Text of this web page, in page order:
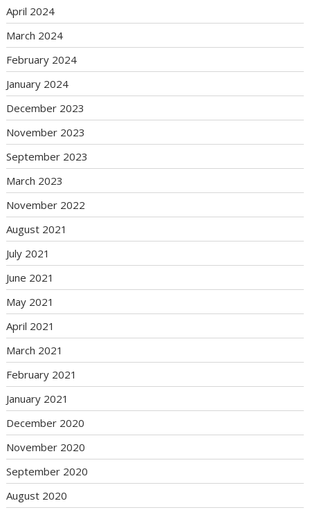
April 2024
March 2024
February 2024
January 2024
December 2023
November 2023
September 2023
March 2023
November 2022
August 2021
July 2021
June 2021
May 2021
April 2021
March 2021
February 2021
January 2021
December 2020
November 2020
September 2020
August 2020